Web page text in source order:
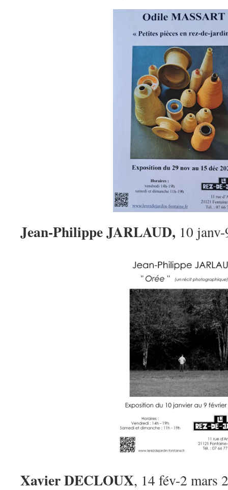
Jean-Philippe JARLAUD, 10
Xavier DECLOUX, 14 fév-2 mars